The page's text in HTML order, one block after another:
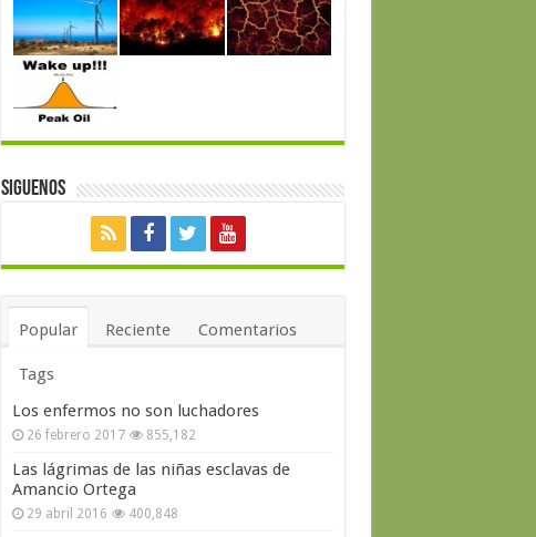
Siguenos
Popular Reciente Comentarios
Tags
Los enfermos no son luchadores
26 febrero 2017 855,182
Las lágrimas de las niñas esclavas de
Amancio Ortega
29 abril 2016 400,848